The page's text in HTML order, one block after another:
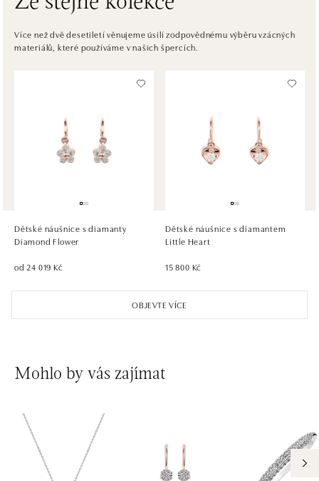
ALOve OC Eurovea, Bratislava
Pribinova 8, 811 09 Bratislava
tel.: +421917090467
Ivanská cesta 16, 821 04 Bratislava
tel.: +421 917 090 372
dnes otevřeno do 21:00
Pribinova 8, 811 09 Bratislava
dnes otevřeno do 21:00
Více než dvě desetiletí věnujeme úsilí zodpovědnému výběru vzácných
materiálů, které používáme v našich špercích.
OBJEVTE VÍCE
Dětské náušnice s diamanty
Diamond Flower
od 24 019 Kč
Dětské náušnice s diamantem
Little Heart
15 800 Kč
Mohlo by vás zajímat